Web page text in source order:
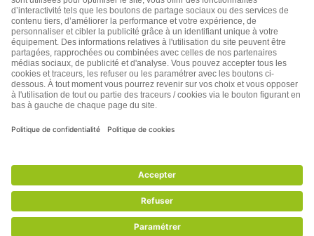
TSA Publications SA collecte mes nom, prénom,
adresse de messagerie électronique et numéro de
téléphone afin de répondre aux demandes de
renseignements. Ce traitement est nécessaire à
l’exécution des mesures sollicitées. Pour en savoir
plus sur vos droits vous pouvez consulter notre
politique de confidentialité